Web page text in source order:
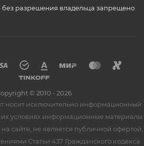
разрешения владельца запрещено
© 2010 - 2026
носит исключительно информационный
условиях информационные материалы
сайте, не является публичной офертой,
Статьи 437 Гражданского кодекса